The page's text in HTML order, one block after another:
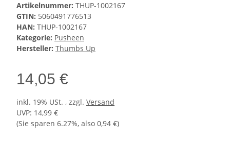
Artikelnummer: THUP-1002167
GTIN: 5060491776513
HAN: THUP-1002167
Kategorie: Pusheen
Hersteller: Thumbs Up
14,05 €
inkl. 19% USt. , zzgl. Versand
UVP: 14,99 €
(Sie sparen 6.27%, also 0,94 €)